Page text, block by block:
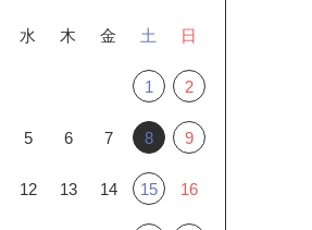
水 木 金 土 日
1 2
5 6 7 8 9
12 13 14 15 16